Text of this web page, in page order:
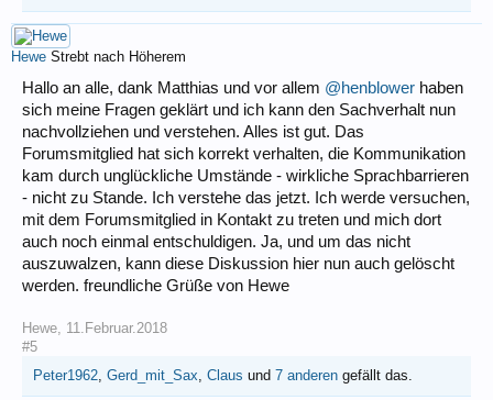
Hewe Strebt nach Höherem
Hallo an alle, dank Matthias und vor allem @henblower haben
sich meine Fragen geklärt und ich kann den Sachverhalt nun
nachvollziehen und verstehen. Alles ist gut. Das
Forumsmitglied hat sich korrekt verhalten, die Kommunikation
kam durch unglückliche Umstände - wirkliche Sprachbarrieren
- nicht zu Stande. Ich verstehe das jetzt. Ich werde versuchen,
mit dem Forumsmitglied in Kontakt zu treten und mich dort
auch noch einmal entschuldigen. Ja, und um das nicht
auszuwalzen, kann diese Diskussion hier nun auch gelöscht
werden. freundliche Grüße von Hewe
Hewe, 11.Februar.2018
#5
Peter1962, Gerd_mit_Sax, Claus und 7 anderen gefällt das.